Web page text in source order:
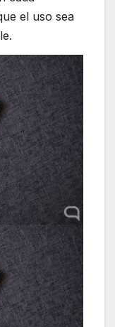
el uso sea